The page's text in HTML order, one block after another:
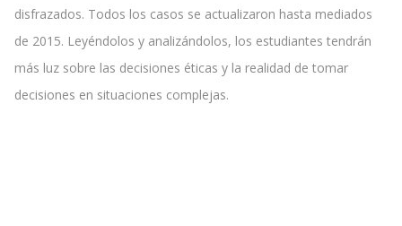
disfrazados. Todos los casos se actualizaron hasta mediados
de 2015. Leyéndolos y analizándolos, los estudiantes tendrán
más luz sobre las decisiones éticas y la realidad de tomar
decisiones en situaciones complejas.